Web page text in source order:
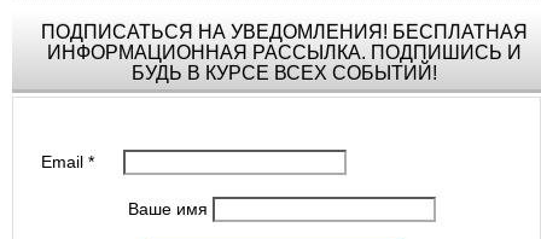
ПОДПИСАТЬСЯ НА УВЕДОМЛЕНИЯ! БЕСПЛАТНАЯ
ИНФОРМАЦИОННАЯ РАССЫЛКА. ПОДПИШИСЬ И
БУДЬ В КУРСЕ ВСЕХ СОБЫТИЙ!
Email*
Ваше имя